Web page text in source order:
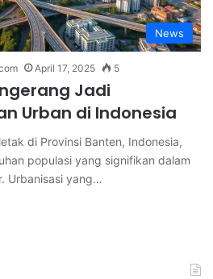
News
April 17, 2025 5
Jadi
Urban di Indonesia
di Provinsi Banten, Indonesia,
populasi yang signifikan dalam
Urbanisasi yang…